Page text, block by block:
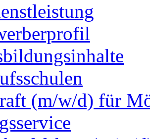
(m/w/d) für